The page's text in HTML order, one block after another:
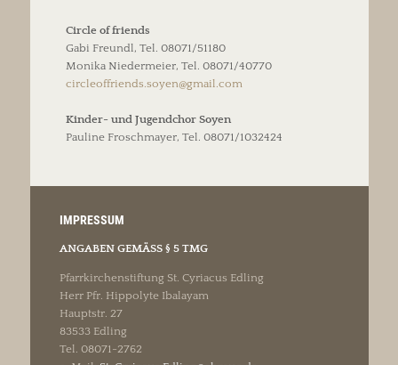
Circle of friends
Gabi Freundl, Tel. 08071/51180
Monika Niedermeier, Tel. 08071/40770
circleoffriends.soyen@gmail.com
Kinder- und Jugendchor Soyen
Pauline Froschmayer, Tel. 08071/1032424
IMPRESSUM
ANGABEN GEMÄSS § 5 TMG
Pfarrkirchenstiftung St. Cyriacus Edling
Herr Pfr. Hippolyte Ibalayam
Hauptstr. 27
83533 Edling
Tel. 08071-2762